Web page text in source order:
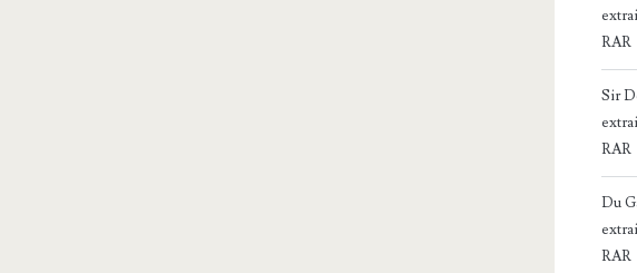
RAR
Sir
RAR
Du
RAR